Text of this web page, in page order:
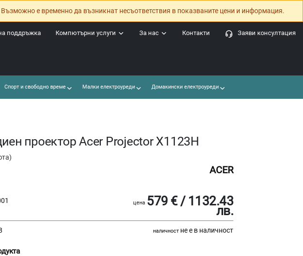
е временно да възникнат несъответствия в показваните цени и информация.
Заяви консултация
Контакти
За нас
Компютърни услуги
поддръжка
Спорт и свободно време Малки електроуреди Домакински електроуреди
проектор Acer Projector X1123H
ACER
цена 579 € / 1132.43
лв.
наличност не е в наличност